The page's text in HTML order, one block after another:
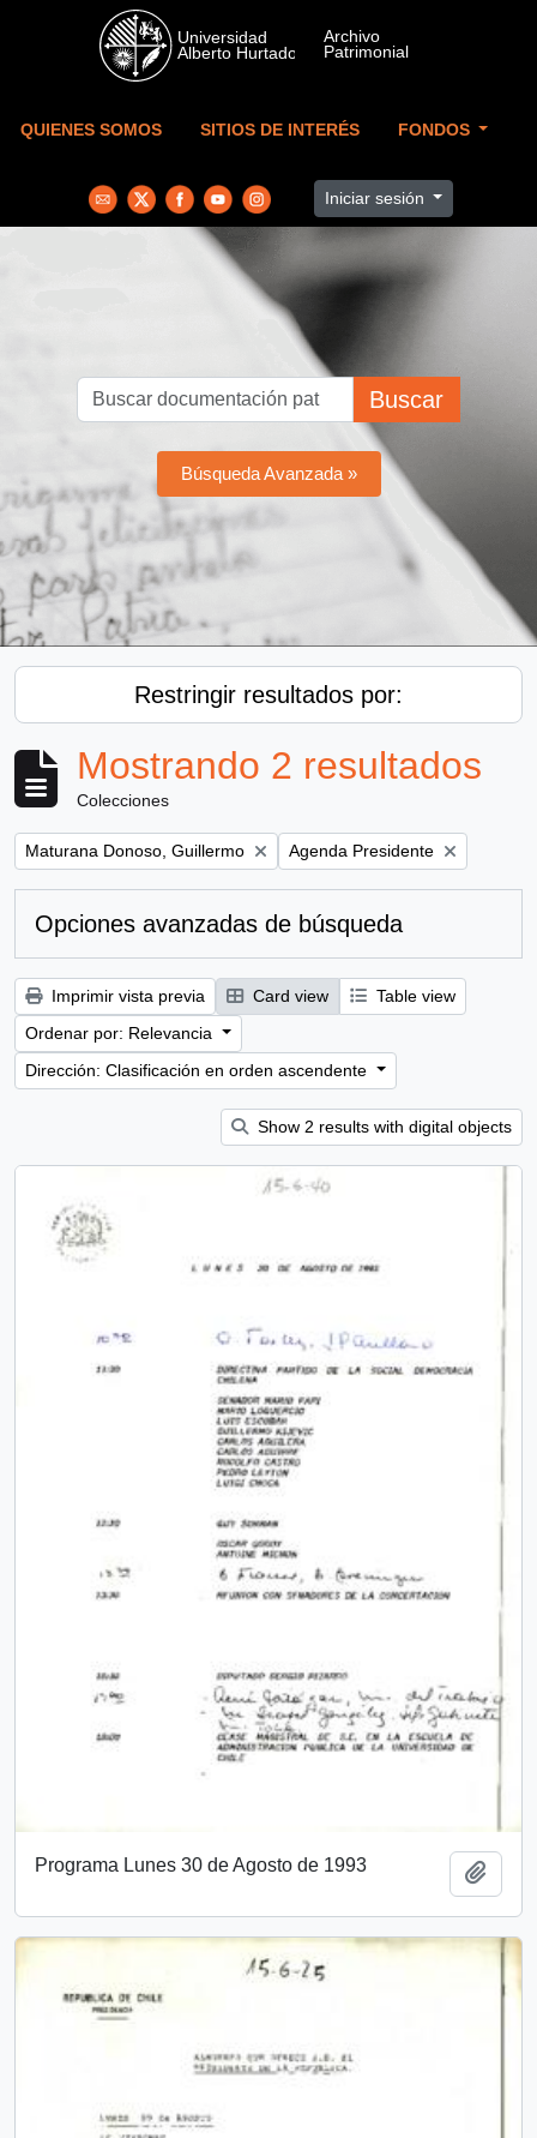
Skip to main content
QUIENES SOMOS SITIOS DE INTERÉS FONDOS
Iniciar sesión
Buscar
Búsqueda Avanzada »
Restringir resultados por:
Mostrando 2 resultados
Colecciones
Remove filter:
Maturana Donoso, Guillermo Remove filter:
Agenda Presidente
Opciones avanzadas de búsqueda
Imprimir vista previa Card view
Table view
Ordenar por: Relevancia
Dirección: Clasificación en orden ascendente
Show 2 results with digital objects
Programa Lunes 30 de Agosto de 1993